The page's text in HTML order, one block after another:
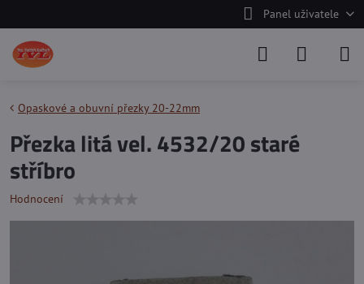
Panel uživatele
Opaskové a obuvní přezky 20-22mm
Přezka litá vel. 4532/20 staré
stříbro
Hodnocení